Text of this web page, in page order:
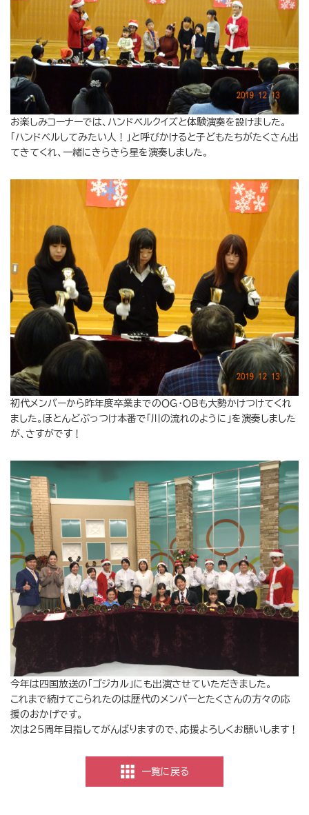
お楽しみコーナーでは、ハンドベルクイズと体験演奏を設けました。
「ハンドベルしてみたい人！」と呼びかけると子どもたちがたくさん出
てきてくれ、一緒にきらきら星を演奏しました。
初代メンバーから昨年度卒業までのＯＧ・ＯＢも大勢かけつけてくれ
ました。ほとんどぶっつけ本番で「川の流れのように」を演奏しました
が、さすがです！
今年は四国放送の「ゴジカル」にも出演させていただきました。
これまで続けてこられたのは歴代のメンバーとたくさんの方々の応
援のおかげです。
次は25周年目指してがんばりますので、応援よろしくお願いします！
一覧に戻る